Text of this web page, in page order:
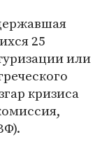
25
или
кризиса